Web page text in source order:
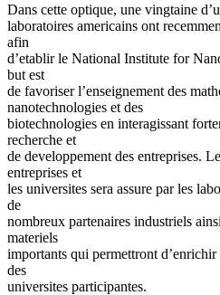
Dans cette optique, une vingtaine
laboratoires americains ont
afin
d’etablir le National Institute for
but est
de favoriser l’enseignement des
nanotechnologies et des
biotechnologies en interagissant
recherche et
de developpement des entreprises.
entreprises et
les universites sera assure par les
de
nombreux partenaires industriels
materiels
importants qui permettront
des
universites participantes.